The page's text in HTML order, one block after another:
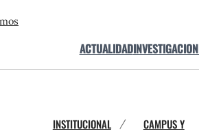
ACTUALIDAD
INSTITUCIONAL /
CAMPUS Y